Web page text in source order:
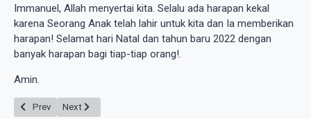
Immanuel, Allah menyertai kita. Selalu ada harapan kekal
karena Seorang Anak telah lahir untuk kita dan Ia memberikan
harapan! Selamat hari Natal dan tahun baru 2022 dengan
banyak harapan bagi tiap-tiap orang!.
Amin.
Previous article: Melepaskan untuk memberi diri digenggam - pdt. J.
Prev Next article: Kedatangan Juruselamat yang membawa
Next